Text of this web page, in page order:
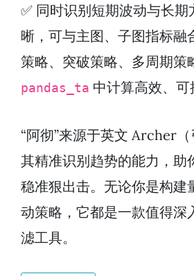
✅ 同时识别短期波动与长期
晰，可与主图、子图指标融
策略、突破策略、多周期策
pandas_ta 中计算高效、可
“阿彻”来源于英文 Archer
其精准识别趋势的能力，助
稳准狠出击。无论你是构建
动策略，它都是一款值得深
滤工具。